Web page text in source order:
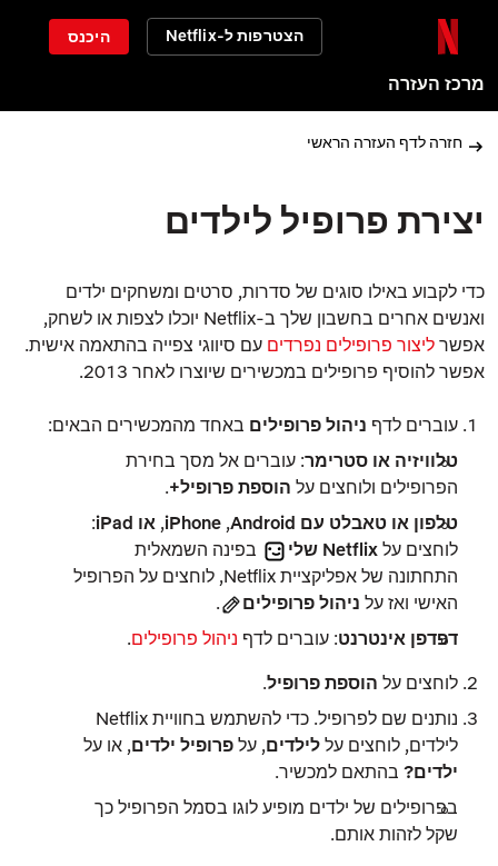
הצטרפות ל-Netflix היכנס
מרכז העזרה
חזרה לדף העזרה הראשי
יצירת פרופיל לילדים
כדי לקבוע באילו סוגים של סדרות, סרטים ומשחקים ילדים
ואנשים אחרים בחשבון שלך ב‑Netflix יוכלו לצפות או לשחק,
אפשר ליצור פרופילים נפרדים עם סיווגי צפייה בהתאמה אישית.
אפשר להוסיף פרופילים במכשירים שיוצרו לאחר 2013.
עוברים לדף ניהול פרופילים באחד מהמכשירים הבאים:
טלוויזיה או סטרימר: עוברים אל מסך בחירת
הפרופילים ולוחצים על הוספת פרופיל+
.
טלפון או טאבלט עם Android
,‏
iPhone
, או iPad
:
לוחצים על Netflix שלי
בפינה השמאלית
התחתונה של אפליקציית Netflix, לוחצים על הפרופיל
האישי ואז על ניהול פרופילים
.
דפדפן אינטרנט: עוברים לדף ניהול פרופילים.
לוחצים על הוספת פרופיל.
נותנים שם לפרופיל. כדי להשתמש ב
חוויית Netflix
לילדים, לוחצים על לילדים, על פרופיל ילדים, או על
ילדים? בהתאם למכשיר.
בפרופילים של ילדים מופיע לוגו בסמל הפרופיל כך
שקל לזהות אותם.